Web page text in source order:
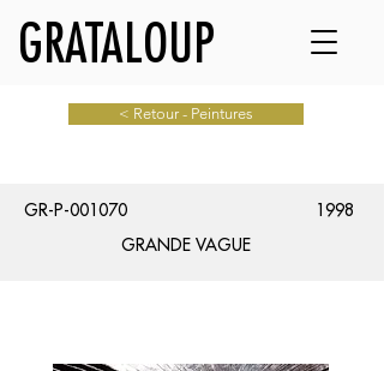
GRATALOUP
< Retour - Peintures
GR-P-001070
1998
GRANDE VAGUE